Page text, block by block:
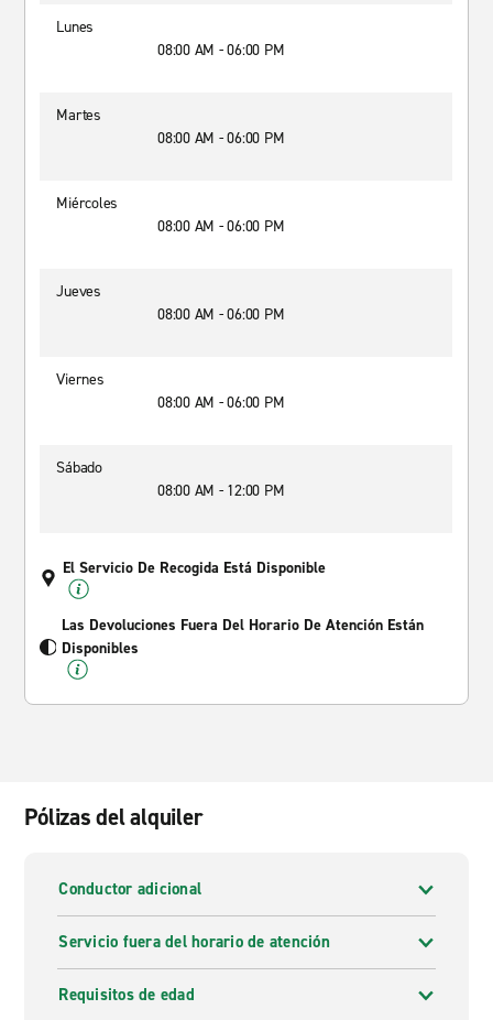
Lunes
08:00 AM - 06:00 PM
Martes
08:00 AM - 06:00 PM
Miércoles
08:00 AM - 06:00 PM
Jueves
08:00 AM - 06:00 PM
Viernes
08:00 AM - 06:00 PM
Sábado
08:00 AM - 12:00 PM
El Servicio De Recogida Está Disponible
Las Devoluciones Fuera Del Horario De Atención Están
Disponibles
Pólizas del alquiler
Conductor adicional
Servicio fuera del horario de atención
Requisitos de edad